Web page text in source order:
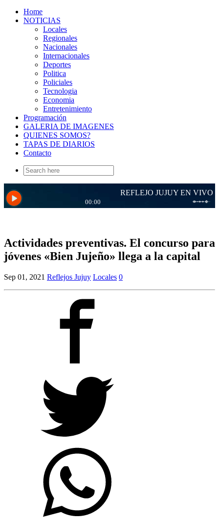
Home
NOTICIAS
Locales
Regionales
Nacionales
Internacionales
Deportes
Politica
Policiales
Tecnologia
Economia
Entretenimiento
Programación
GALERIA DE IMAGENES
QUIENES SOMOS?
TAPAS DE DIARIOS
Contacto
Search
for:
Actividades preventivas. El concurso para
jóvenes «Bien Jujeño» llega a la capital
Sep 01, 2021 Reflejos Jujuy Locales 0